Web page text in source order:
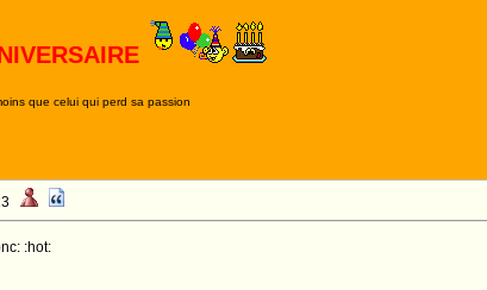
que celui qui perd sa passion
:hot: